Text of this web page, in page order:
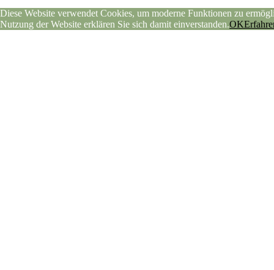
Diese Website verwendet Cookies, um moderne Funktionen zu
Nutzung der Website erklären Sie sich damit einverstanden.OK